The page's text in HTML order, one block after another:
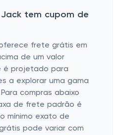
tem cupom de
frete grátis em
de um valor
é projetado para
a explorar uma gama
compras abaixo
de frete padrão é
mínimo exato de
pode variar com